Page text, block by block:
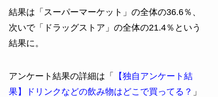
結果は「スーパーマーケット」の全体の36.6％、
次いで「ドラッグストア」の全体の21.4％という
結果に。
アンケート結果の詳細は「
【独自アンケート結
果】ドリンクなどの飲み物はどこで買ってる？ 」